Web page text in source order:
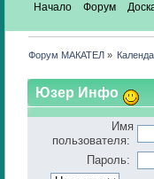
Начало Форум
Форум МАКАТЕЛ »
Юзер Инфо
Имя
пользователя:
Пароль: